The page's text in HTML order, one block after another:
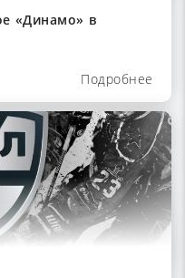
«Динамо» в
Подробнее